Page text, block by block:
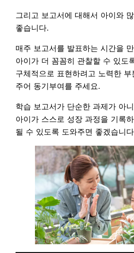
그리고 보고서에 대해서 아이와
좋습니다.
매주 보고서를 발표하는 시간을
아이가 더 꼼꼼히 관찰할 수 있도
구체적으로 표현하려고 노력한
주어 동기부여를 주세요.
학습 보고서가 단순한 과제가 아
아이가 스스로 성장 과정을 기록
될 수 있도록 도와주면 좋겠습니